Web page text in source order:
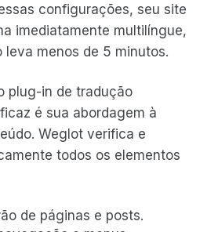
configurações, seu site
imediatamente multilíngue,
leva menos de 5 minutos.
plug-in de tradução
é sua abordagem à
Weglot verifica e
todos os elementos
de páginas e posts.